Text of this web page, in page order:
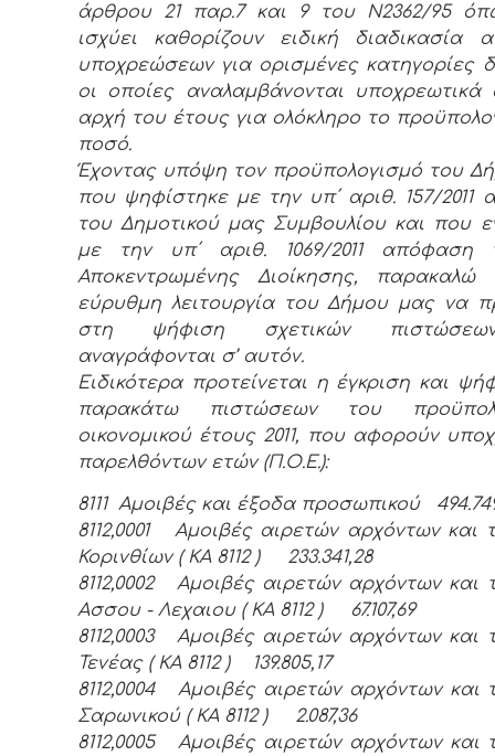
άρθρου 21 παρ.7 και 9 του Ν2362/95
ισχύει καθορίζουν ειδική διαδικασία
υποχρεώσεων για ορισμένες κατηγορίες
οι οποίες αναλαμβάνονται
αρχή του έτους για ολόκληρο το
ποσό.
Έχοντας υπόψη τον προϋπολογισμό του
που ψηφίστηκε με την υπ΄ αριθ. 157/2011
του Δημοτικού μας Συμβουλίου και που
με την υπ΄ αριθ. 1069/2011 απόφαση
Αποκεντρωμένης Διοίκησης, παρακαλώ
εύρυθμη λειτουργία του Δήμου μας να
στη ψήφιση σχετικών
αναγράφονται σ’ αυτόν.
Ειδικότερα προτείνεται η έγκριση και
παρακάτω πιστώσεων του
οικονομικού έτους 2011, που αφορούν
παρελθόντων ετών (Π.Ο.Ε.):
8111 Αμοιβές και έξοδα προσωπικού
8112,0001 Αμοιβές αιρετών αρχόντων και
Κορινθίων ( ΚΑ 8112 ) 233.341,28
8112,0002 Αμοιβές αιρετών αρχόντων και
Ασσου - Λεχαιου ( ΚΑ 8112 ) 67.107,69
8112,0003 Αμοιβές αιρετών αρχόντων και
Τενέας ( ΚΑ 8112 ) 139.805,17
8112,0004 Αμοιβές αιρετών αρχόντων και
Σαρωνικού ( ΚΑ 8112 ) 2.087,36
8112,0005 Αμοιβές αιρετών αρχόντων και